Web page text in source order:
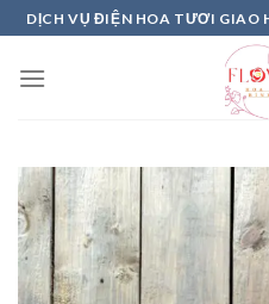
Skip
to
content
DỊCH VỤ ĐIỆN HOA TƯƠI GIAO